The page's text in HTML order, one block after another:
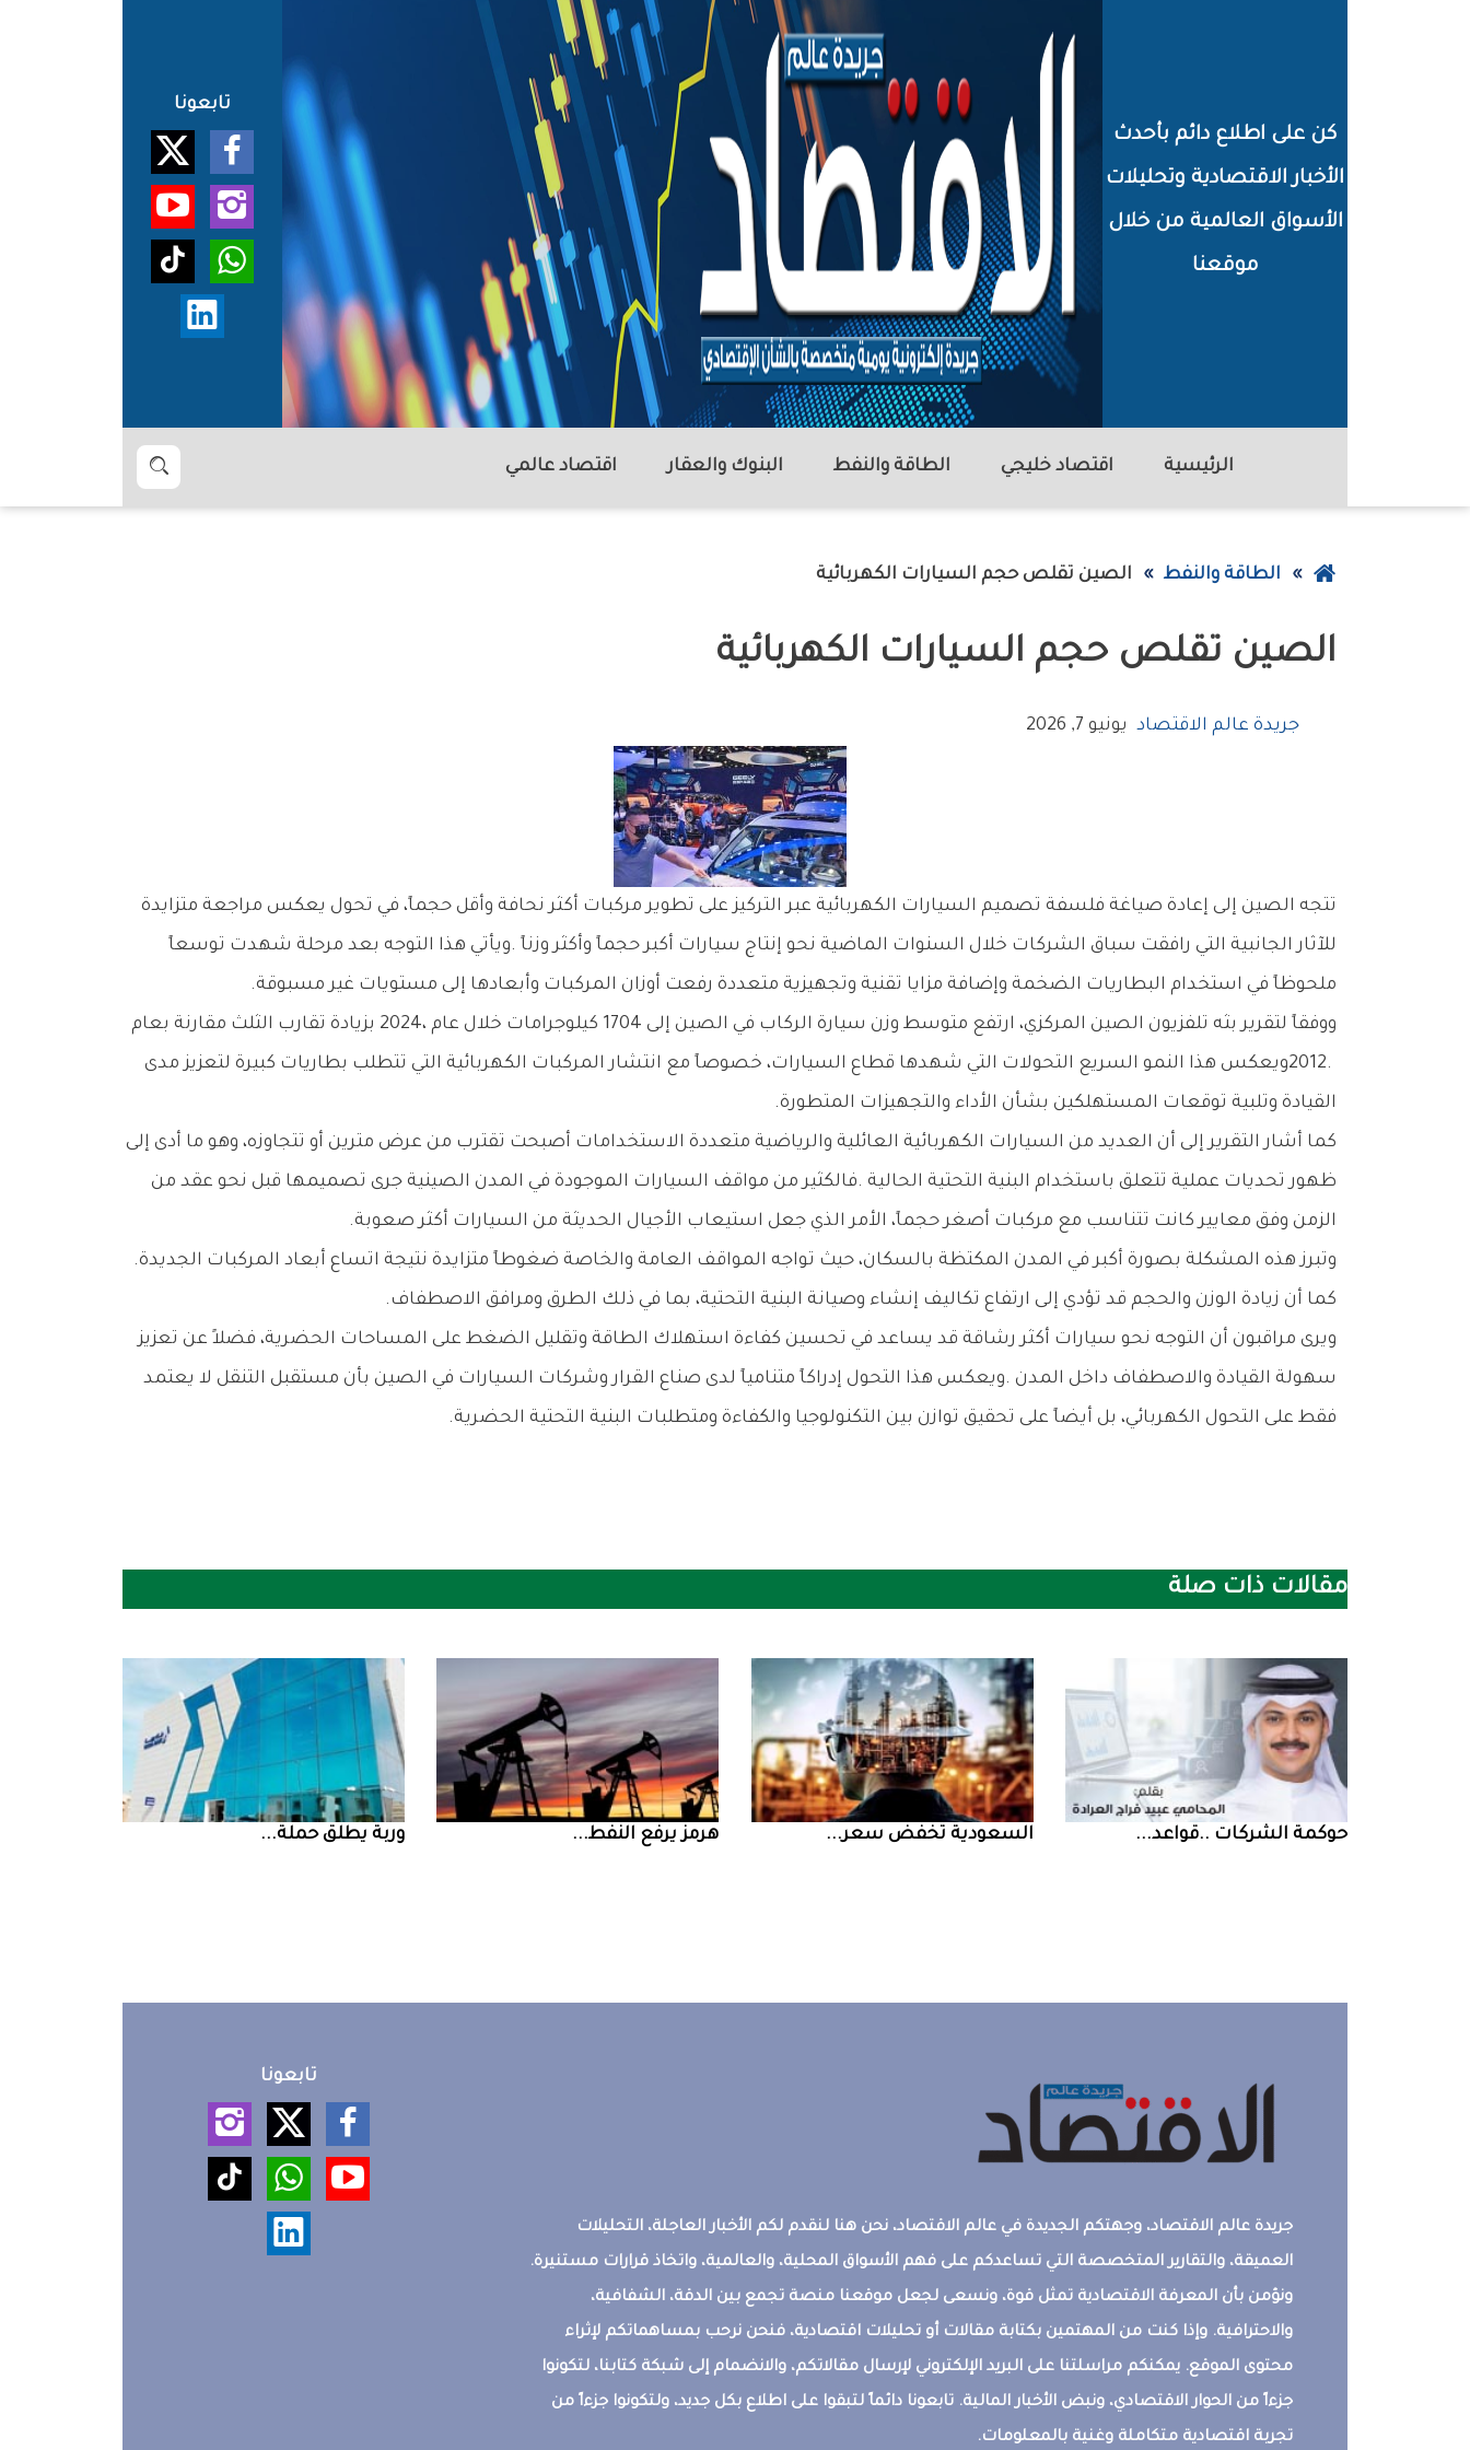
كن على اطلاع دائم بأحدث
الأخبار الاقتصادية وتحليلات
الأسواق العالمية من خلال
موقعنا
تابعونا
الرئيسية اقتصاد خليجي الطاقة والنفط البنوك والعقار اقتصاد عالمي بحث
عودة
الصفحة
الطاقة والنفط الصين‭ ‬تقلص‭ ‬حجم‭ ‬السيارات‭ ‬الكهربائية
الصين‭ ‬تقلص‭ ‬حجم‭ ‬السيارات‭ ‬الكهربائية
جريدة عالم الاقتصاد يونيو 7, 2026
‬ملحوظاً‭ ‬في‭ ‬استخدام‭ ‬البطاريات‭ ‬الضخمة‭ ‬وإضافة‭ ‬مزايا‭ ‬تقنية‭ ‬وتجهيزية‭ ‬متعددة‭ ‬رفعت‭ ‬أوزان‭ ‬المركبات‭ ‬وأبعادها‭ ‬إلى‭ ‬مستويات‭ ‬غير‭ ‬مسبوقة‭.‬
‬القيادة‭ ‬وتلبية‭ ‬توقعات‭ ‬المستهلكين‭ ‬بشأن‭ ‬الأداء‭ ‬والتجهيزات‭ ‬المتطورة‭.‬
‬الزمن‭ ‬وفق‭ ‬معايير‭ ‬كانت‭ ‬تتناسب‭ ‬مع‭ ‬مركبات‭ ‬أصغر‭ ‬حجماً،‭ ‬الأمر‭ ‬الذي‭ ‬جعل‭ ‬استيعاب‭ ‬الأجيال‭ ‬الحديثة‭ ‬من‭ ‬السيارات‭ ‬أكثر‭ ‬صعوبة‭.‬
وتبرز‭ ‬هذه‭ ‬المشكلة‭ ‬بصورة‭ ‬أكبر‭ ‬في‭ ‬المدن‭ ‬المكتظة‭ ‬بالسكان،‭ ‬حيث‭ ‬تواجه‭ ‬المواقف‭ ‬العامة‭ ‬والخاصة‭ ‬ضغوطاً‭ ‬متزايدة‭ ‬نتيجة‭ ‬اتساع‭ ‬أبعاد‭ ‬المركبات‭ ‬الجديدة‭.
‬كما‭ ‬أن‭ ‬زيادة‭ ‬الوزن‭ ‬والحجم‭ ‬قد‭ ‬تؤدي‭ ‬إلى‭ ‬ارتفاع‭ ‬تكاليف‭ ‬إنشاء‭ ‬وصيانة‭ ‬البنية‭ ‬التحتية،‭ ‬بما‭ ‬في‭ ‬ذلك‭ ‬الطرق‭ ‬ومرافق‭ ‬الاصطفاف‭.‬
‬فقط‭ ‬على‭ ‬التحول‭ ‬الكهربائي،‭ ‬بل‭ ‬أيضاً‭ ‬على‭ ‬تحقيق‭ ‬توازن‭ ‬بين‭ ‬التكنولوجيا‭ ‬والكفاءة‭ ‬ومتطلبات‭ ‬البنية‭ ‬التحتية‭ ‬الحضرية‭.‬
مقالات ذات صلة
حوكمة‭ ‬الشركات‭.. ‬قواعد‭ ... السعودية‭ ‬تخفض‭ ‬سعر‭ ... ‮‬هرمز‮‬‭ ‬يرفع‭ ‬النفط‭ ... ‮‬وربة‮‬‭ ‬يطلق‭ ‬حملة‭ ...
جريدة عالم الاقتصاد، وجهتكم الجديدة في عالم الاقتصاد، نحن هنا لنقدم لكم الأخبار العاجلة، التحليلات
العميقة، والتقارير المتخصصة التي تساعدكم على فهم الأسواق المحلية، والعالمية، واتخاذ قرارات مستنيرة.
ونؤمن بأن المعرفة الاقتصادية تمثل قوة، ونسعى لجعل موقعنا منصة تجمع بين الدقة، الشفافية،
والاحترافية. وإذا كنت من المهتمين بكتابة مقالات أو تحليلات اقتصادية، فنحن نرحب بمساهماتكم لإثراء
محتوى الموقع. يمكنكم مراسلتنا على البريد الإلكتروني لإرسال مقالاتكم، والانضمام إلى شبكة كتابنا، لتكونوا
جزءاً من الحوار الاقتصادي، ونبض الأخبار المالية. تابعونا دائماً لتبقوا على اطلاع بكل جديد، ولتكونوا جزءاً من
تجربة اقتصادية متكاملة وغنية بالمعلومات.
تابعونا